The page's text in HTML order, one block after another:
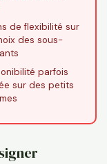
de flexibilité sur
des sous-
parfois
sur des petits